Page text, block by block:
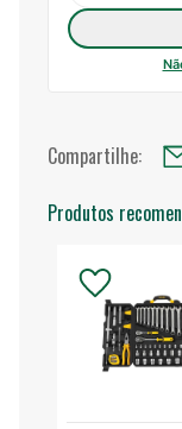
Compartilhe:
Produtos